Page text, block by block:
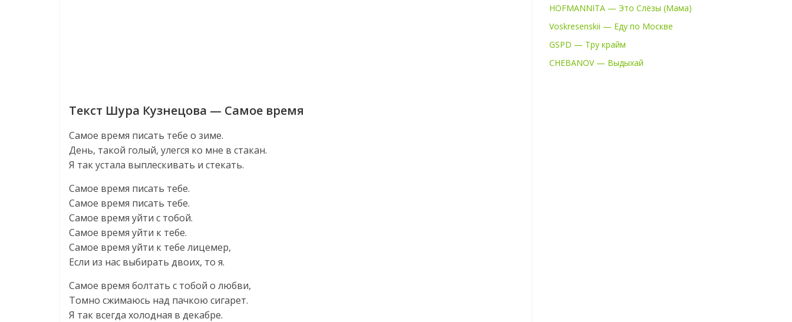
Текст Шура Кузнецова — Самое время
Самое время писать тебе о зиме.
День, такой голый, улегся ко мне в стакан.
Я так устала выплескивать и стекать.
Самое время писать тебе.
Самое время писать тебе.
Самое время уйти с тобой.
Самое время уйти к тебе.
Самое время уйти к тебе лицемер,
Если из нас выбирать двоих, то я.
Самое время болтать с тобой о любви,
Томно сжимаюсь над пачкою сигарет.
Я так всегда холодная в декабре.
HOFMANNITA — Это Слёзы (Мама)
Voskresenskii — Еду по Москве
GSPD — Тру крайм
CHEBANOV — Выдыхай